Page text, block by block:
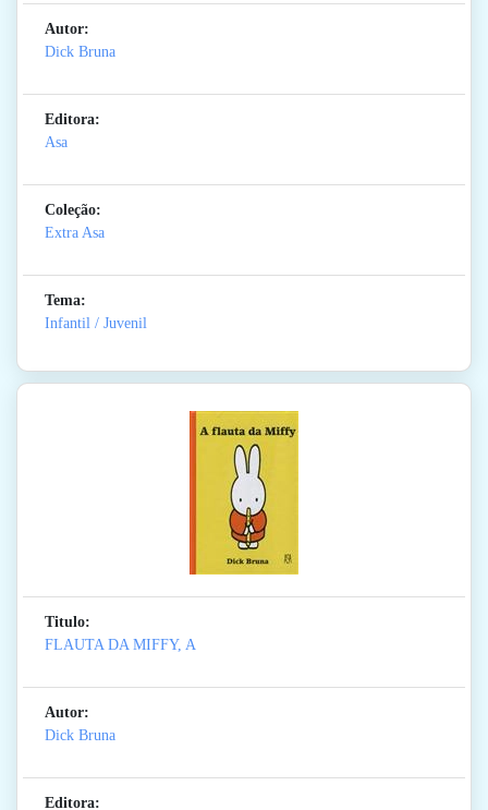
Autor:
Dick Bruna
Editora:
Asa
Coleção:
Extra Asa
Tema:
Infantil / Juvenil
Titulo:
FLAUTA DA MIFFY, A
Autor:
Dick Bruna
Editora: